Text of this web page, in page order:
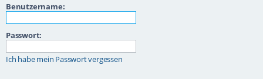
Benutzername:
Passwort:
Ich habe mein Passwort vergessen